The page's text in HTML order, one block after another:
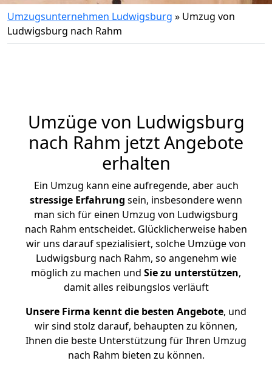
Umzugsunternehmen Ludwigsburg » Umzug von
Ludwigsburg nach Rahm
Umzüge von Ludwigsburg
nach Rahm jetzt Angebote
erhalten
Ein Umzug kann eine aufregende, aber auch
stressige Erfahrung sein, insbesondere wenn
man sich für einen Umzug von Ludwigsburg
nach Rahm entscheidet. Glücklicherweise haben
wir uns darauf spezialisiert, solche Umzüge von
Ludwigsburg nach Rahm, so angenehm wie
möglich zu machen und Sie zu unterstützen,
damit alles reibungslos verläuft
Unsere Firma kennt die besten Angebote, und
wir sind stolz darauf, behaupten zu können,
Ihnen die beste Unterstützung für Ihren Umzug
nach Rahm bieten zu können.